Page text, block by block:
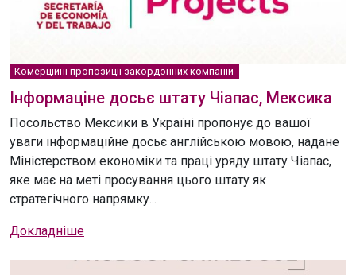
Комерційні пропозиції закордонних компаній
Інформаціне досьє штату Чіапас, Мексика
Посольство Мексики в Україні пропонує до вашої
уваги інформаційне досьє англійською мовою, надане
Міністерством економіки та праці уряду штату Чіапас,
яке має на меті просування цього штату як
стратегічного напрямку...
Докладніше